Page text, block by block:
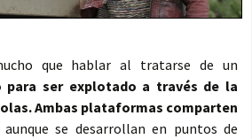
que hablar al tratarse de un
para ser explotado a través de la
Ambas plataformas comparten
se desarrollan en puntos de